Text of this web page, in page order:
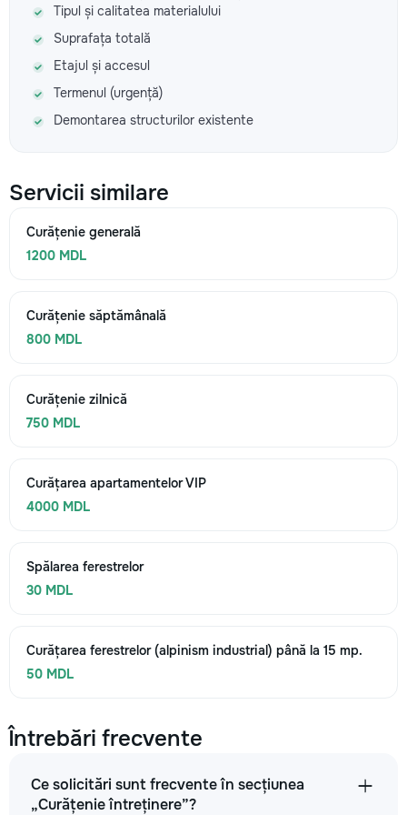
Tipul și calitatea materialului
Suprafața totală
Etajul și accesul
Termenul (urgență)
Demontarea structurilor existente
Servicii similare
Curățenie generală
1200 MDL
Curățenie săptămânală
800 MDL
Curățenie zilnică
750 MDL
Curățarea apartamentelor VIP
4000 MDL
Spălarea ferestrelor
30 MDL
Curățarea ferestrelor (alpinism industrial) până la 15 mp.
50 MDL
Întrebări frecvente
Ce solicitări sunt frecvente în secțiunea
„Curățenie întreținere”?